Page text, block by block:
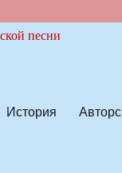
История